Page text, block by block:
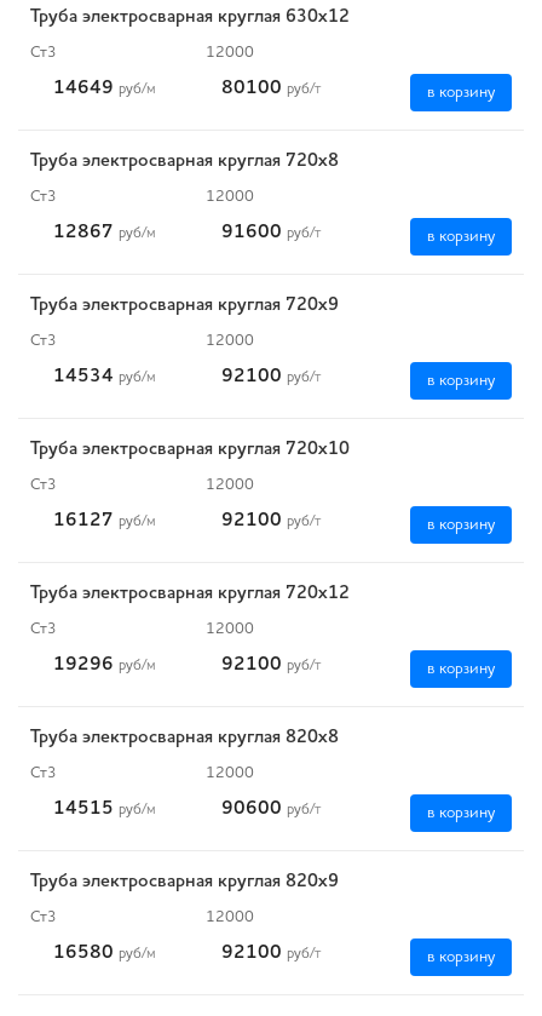
Труба электросварная круглая 630х12
Ст3 12000
14649 руб/м 80100 руб/т в корзину
Труба электросварная круглая 720х8
Ст3 12000
12867 руб/м 91600 руб/т в корзину
Труба электросварная круглая 720х9
Ст3 12000
14534 руб/м 92100 руб/т в корзину
Труба электросварная круглая 720х10
Ст3 12000
16127 руб/м 92100 руб/т в корзину
Труба электросварная круглая 720х12
Ст3 12000
19296 руб/м 92100 руб/т в корзину
Труба электросварная круглая 820х8
Ст3 12000
14515 руб/м 90600 руб/т в корзину
Труба электросварная круглая 820х9
Ст3 12000
16580 руб/м 92100 руб/т в корзину